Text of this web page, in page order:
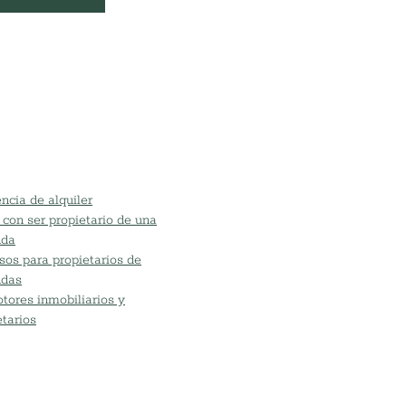
de alquiler
con ser propietario de una
para propietarios de
inmobiliarios y